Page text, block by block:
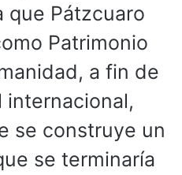
que Pátzcuaro
Patrimonio
a fin de
internacional,
se construye un
se terminaría